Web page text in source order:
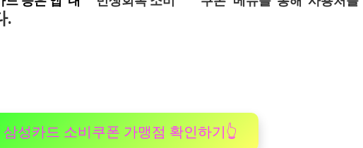
.
삼성카드 소비쿠폰 가맹점 확인하기👆